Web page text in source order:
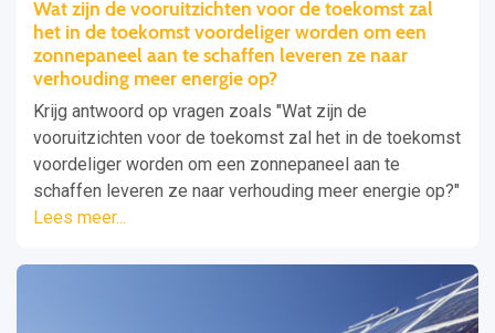
Wat zijn de vooruitzichten voor de toekomst zal
het in de toekomst voordeliger worden om een
zonnepaneel aan te schaffen leveren ze naar
verhouding meer energie op?
Krijg antwoord op vragen zoals "Wat zijn de
vooruitzichten voor de toekomst zal het in de toekomst
voordeliger worden om een zonnepaneel aan te
schaffen leveren ze naar verhouding meer energie op?"
Lees meer...